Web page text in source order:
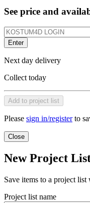
See price and
Enter
Next day delivery
Collect today
Add to project list
Please sign in/registerto
Close
New Project
Save items to a project
Project list name